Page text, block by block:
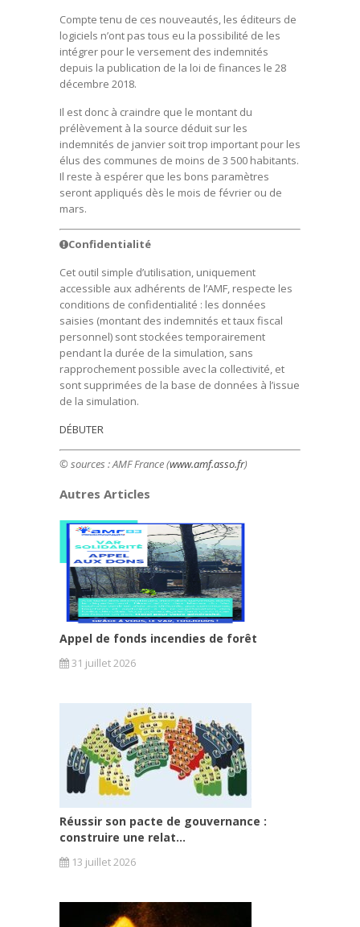
Compte tenu de ces nouveautés, les éditeurs de
logiciels n’ont pas tous eu la possibilité de les
intégrer pour le versement des indemnités
depuis la publication de la loi de finances le 28
décembre 2018.
Il est donc à craindre que le montant du
prélèvement à la source déduit sur les
indemnités de janvier soit trop important pour les
élus des communes de moins de 3 500 habitants.
Il reste à espérer que les bons paramètres
seront appliqués dès le mois de février ou de
mars.
Confidentialité
Cet outil simple d’utilisation, uniquement
accessible aux adhérents de l’AMF, respecte les
conditions de confidentialité : les données
saisies (montant des indemnités et taux fiscal
personnel) sont stockées temporairement
pendant la durée de la simulation, sans
rapprochement possible avec la collectivité, et
sont supprimées de la base de données à l’issue
de la simulation.
DÉBUTER
© sources : AMF France (www.amf.asso.fr)
Autres Articles
Appel de fonds incendies de forêt
31 juillet 2026
Réussir son pacte de gouvernance :
construire une relat...
13 juillet 2026